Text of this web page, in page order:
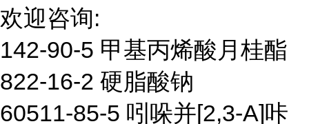
欢迎咨询:
142-90-5 甲基丙烯酸月桂酯
822-16-2 硬脂酸钠
60511-85-5 吲哚并[2,3-A]咔